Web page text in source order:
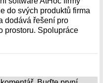
do svých produktů firma
dodává řešení pro
prostoru. Spolupráce